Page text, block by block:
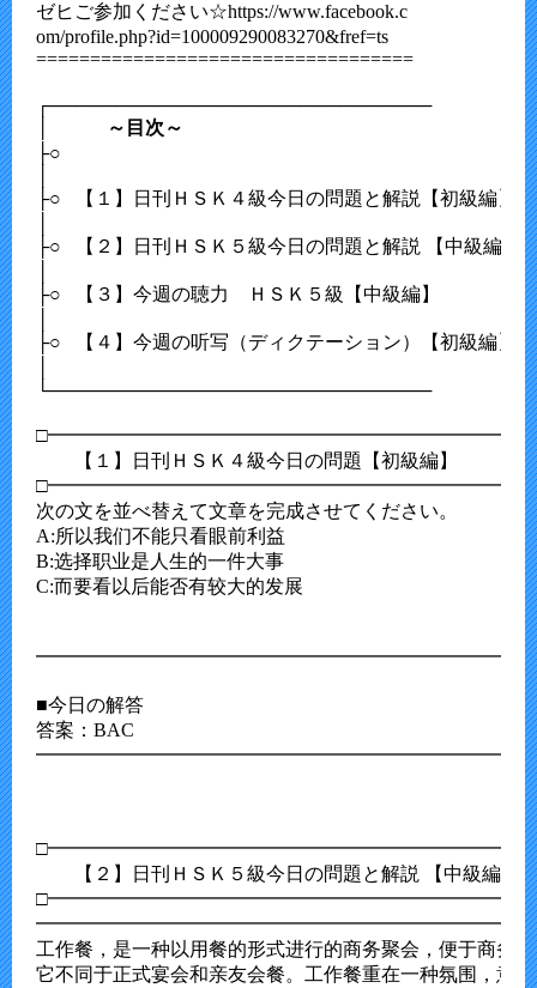
ゼヒご参加ください☆https://www.facebook.c
om/profile.php?id=100009290083270&fref=ts
===================================
┌─────────────────────────────
～目次～
├○
├○   【１】日刊ＨＳＫ４級今日の問題と解説【初級編】
├○   【２】日刊ＨＳＫ５級今日の問題と解説 【中級編
├○   【３】今週の聴力　ＨＳＫ５級【中級編】
├○   【４】今週の听写（ディクテーション）【初級編】
└─────────────────────────────
【１】日刊ＨＳＫ４級今日の問題【初級編】
次の文を並べ替えて文章を完成させてください。
A:所以我们不能只看眼前利益
B:选择职业是人生的一件大事
C:而要看以后能否有较大的发展
■今日の解答
答案：BAC
【２】日刊ＨＳＫ５級今日の問題と解説 【中級編】
工作餐，是一种以用餐的形式进行的商务聚会，便于商务
它不同于正式宴会和亲友会餐。工作餐重在一种氛围，意